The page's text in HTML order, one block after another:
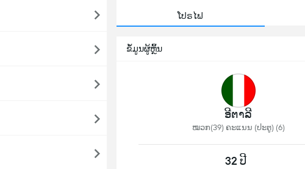
ໂປຣໄຟ
ຂໍ້ມູນຜູ້ຫຼິ້ນ
ອີຕາລີ
ໝວກ(39) ຄະແນນ (ປະຕູ) (6)
32 ປີ